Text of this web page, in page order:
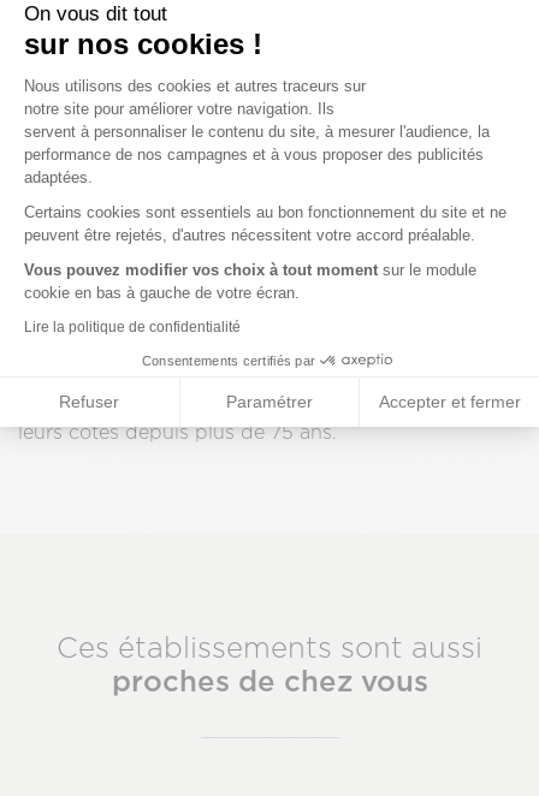
On vous dit tout
sur nos cookies !
Plateforme de Gestion du
Nous utilisons des cookies et autres traceurs sur
notre site pour améliorer votre navigation. Ils
servent à personnaliser le contenu du site, à mesurer l'audience, la
performance de nos campagnes et à vous proposer des publicités
adaptées.
Certains cookies sont essentiels au bon fonctionnement du site et ne
peuvent être rejetés, d'autres nécessitent votre accord préalable.
Vous pouvez modifier vos choix à tout moment sur le module
cookie en bas à gauche de votre écran.
Lire la politique de confidentialité
Consentements certifiés par
Refuser Paramétrer Accepter et fermer
Prévifrance mutuelle Limoges, vous pouvez confier
l'ensemble de vos assurances à un seul interlocuteur
et ainsi gagner du temps. Demandez vite votre devis
personnalisé à notre agence mutuelle limoges et
comparez ! Sachez également qu’en tant
qu’adhérent de la mutuelle, les conseillers de
Limoges vous ferons bénéficier de tarifs négociés
Trouvez l'agence qui vous correspond
La mutuelle Limoges ne convient pas à votre zone
géographique ? Découvrez les autres agences
Prévifrance proche de la Haute-Vienne (87). Avec 40
agences réparties sur 19 départements, Prévifrance
est une des mutuelles leaders dans le Grand-Sud-
Ouest. Fondée par des artisans, nous sommes pour
partenaire de proximité, évoluant au quotidien à
leurs côtés depuis plus de 75 ans.
Ces établissements sont aussi
proches de chez vous